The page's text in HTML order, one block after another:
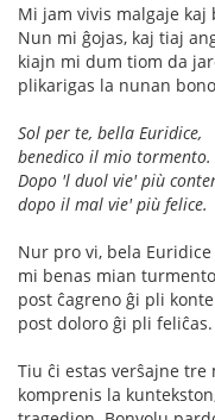
Mi jam vivis malgaje kaj
Nun mi ĝojas, kaj tiaj
kiajn mi dum tiom da
plikarigas la nunan
Sol per te, bella Euridice,
benedico il mio tormento.
Dopo 'l duol vie' più
dopo il mal vie' più felice.
Nur pro vi, bela Euridice
mi benas mian
post ĉagreno ĝi pli
post doloro ĝi pli feliĉas.
Tiu ĉi estas verŝajne
komprenis la